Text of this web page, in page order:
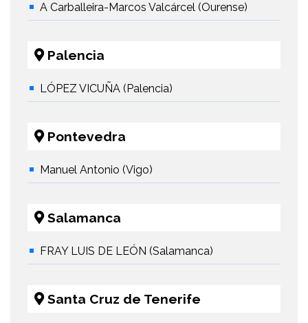
A Carballeira-Marcos Valcárcel (Ourense)
Palencia
LÓPEZ VICUÑA (Palencia)
Pontevedra
Manuel Antonio (Vigo)
Salamanca
FRAY LUIS DE LEÓN (Salamanca)
Santa Cruz de Tenerife